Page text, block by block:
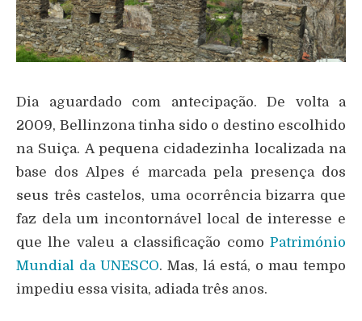
Dia aguardado com antecipação. De volta a
2009, Bellinzona tinha sido o destino escolhido
na Suiça. A pequena cidadezinha localizada na
base dos Alpes é marcada pela presença dos
seus três castelos, uma ocorrência bizarra que
faz dela um incontornável local de interesse e
que lhe valeu a classificação como Património
Mundial da UNESCO. Mas, lá está, o mau tempo
impediu essa visita, adiada três anos.